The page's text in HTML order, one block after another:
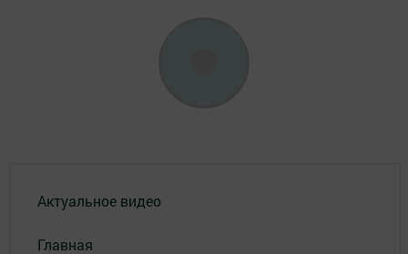
Актуальное видео
Главная